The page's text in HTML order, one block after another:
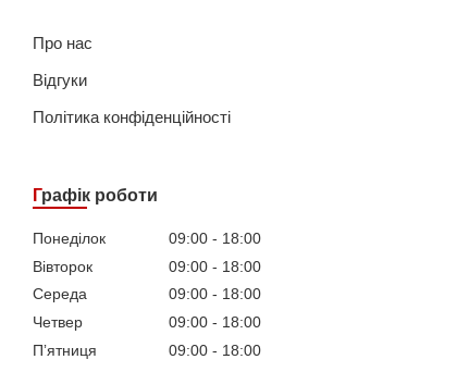
Про нас
Відгуки
Політика конфіденційності
Графік роботи
Понеділок 09:00
18:00
Вівторок
09:00
18:00
Середа
09:00
18:00
Четвер
09:00
18:00
Пʼятниця
09:00
18:00